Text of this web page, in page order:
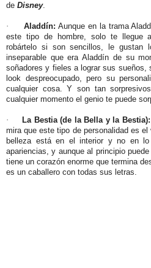
de Disney.
· Aladdín:Aunque en la trama
este tipo de hombre, solo te llegue
robártelo si son sencillos, le gustan
inseparable que era Aladdín de su
soñadores y fieles a lograr sus sueños,
look despreocupado, pero su
cualquier cosa. Y son tan
cualquier momento el genio te puede
· La Bestia (de la Bella y la Bestia):
mira que este tipo de personalidad es
belleza está en el interior y no en
apariencias, y aunque al principio
tiene un corazón enorme que termina
es un caballero con todas sus letras.